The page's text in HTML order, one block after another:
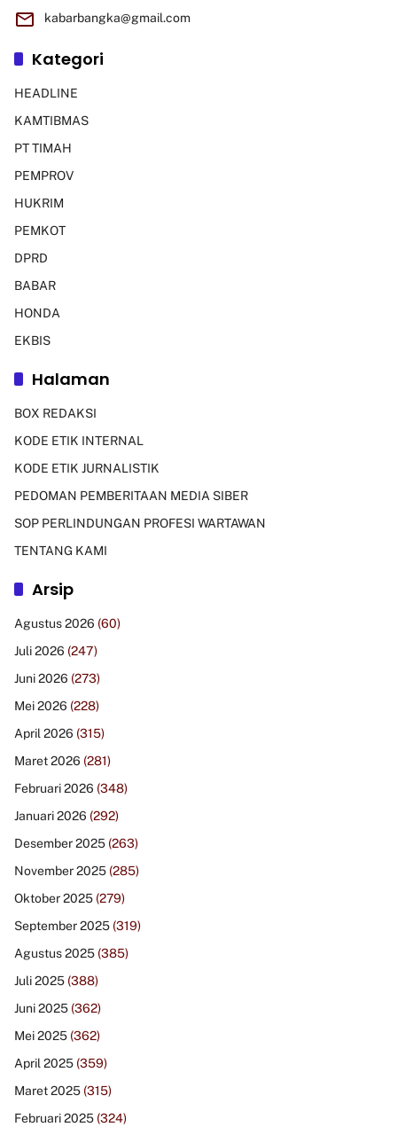
kabarbangka@gmail.com
Kategori
HEADLINE
KAMTIBMAS
PT TIMAH
PEMPROV
HUKRIM
PEMKOT
DPRD
BABAR
HONDA
EKBIS
Halaman
BOX REDAKSI
KODE ETIK INTERNAL
KODE ETIK JURNALISTIK
PEDOMAN PEMBERITAAN MEDIA SIBER
SOP PERLINDUNGAN PROFESI WARTAWAN
TENTANG KAMI
Arsip
Agustus 2026 (60)
Juli 2026 (247)
Juni 2026 (273)
Mei 2026 (228)
April 2026 (315)
Maret 2026 (281)
Februari 2026 (348)
Januari 2026 (292)
Desember 2025 (263)
November 2025 (285)
Oktober 2025 (279)
September 2025 (319)
Agustus 2025 (385)
Juli 2025 (388)
Juni 2025 (362)
Mei 2025 (362)
April 2025 (359)
Maret 2025 (315)
Februari 2025 (324)